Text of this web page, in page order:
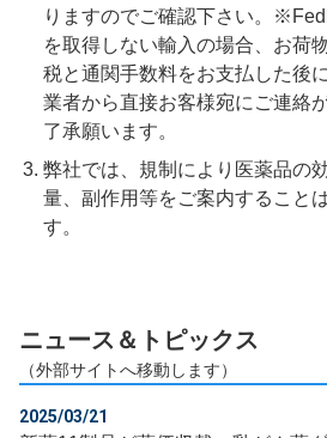
りますのでご確認下さい。
を取得しない輸入の場合、お荷
税と通関手数料をお支払した後
業者から直接お客様宛にご連絡
了承願います。
弊社では、規制により医薬品の
量、副作用等をご案内すること
す。
ニュース＆トピックス
（外部サイトへ移動します）
2025/03/21